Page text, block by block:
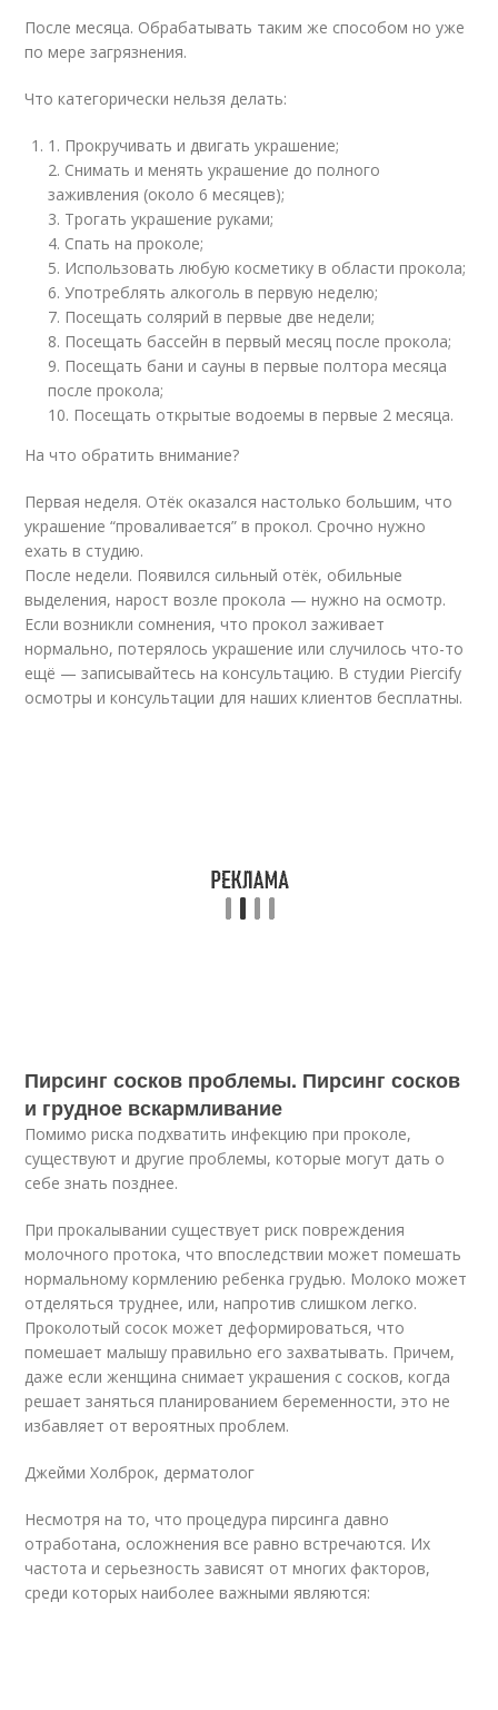
После месяца. Обрабатывать таким же способом но уже
по мере загрязнения.
Что категорически нельзя делать:
1. Прокручивать и двигать украшение;
2. Снимать и менять украшение до полного
заживления (около 6 месяцев);
3. Трогать украшение руками;
4. Спать на проколе;
5. Использовать любую косметику в области прокола;
6. Употреблять алкоголь в первую неделю;
7. Посещать солярий в первые две недели;
8. Посещать бассейн в первый месяц после прокола;
9. Посещать бани и сауны в первые полтора месяца
после прокола;
10. Посещать открытые водоемы в первые 2 месяца.
На что обратить внимание?
Первая неделя. Отёк оказался настолько большим, что
украшение “проваливается” в прокол. Срочно нужно
ехать в студию.
После недели. Появился сильный отёк, обильные
выделения, нарост возле прокола — нужно на осмотр.
Если возникли сомнения, что прокол заживает
нормально, потерялось украшение или случилось что-то
ещё — записывайтесь на консультацию. В студии Piercify
осмотры и консультации для наших клиентов бесплатны.
Пирсинг сосков проблемы. Пирсинг сосков
и грудное вскармливание
Помимо риска подхватить инфекцию при проколе,
существуют и другие проблемы, которые могут дать о
себе знать позднее.
При прокалывании существует риск повреждения
молочного протока, что впоследствии может помешать
нормальному кормлению ребенка грудью. Молоко может
отделяться труднее, или, напротив слишком легко.
Проколотый сосок может деформироваться, что
помешает малышу правильно его захватывать. Причем,
даже если женщина снимает украшения с сосков, когда
решает заняться планированием беременности, это не
избавляет от вероятных проблем.
Джейми Холброк, дерматолог
Несмотря на то, что процедура пирсинга давно
отработана, осложнения все равно встречаются. Их
частота и серьезность зависят от многих факторов,
среди которых наиболее важными являются: